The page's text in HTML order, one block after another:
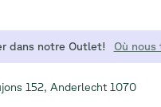
dans notre Outlet! Où nous
152, Anderlecht 1070